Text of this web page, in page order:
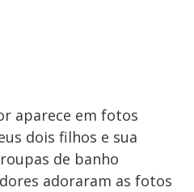
aparece em fotos
dois filhos e sua
de banho
adoraram as fotos